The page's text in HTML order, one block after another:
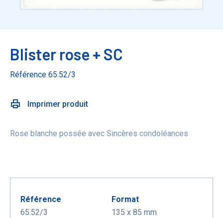
Blister rose + SC
Référence 65.52/3
Imprimer produit
Rose blanche possée avec Sincères condoléances
Référence
65.52/3
Format
135 x 85 mm